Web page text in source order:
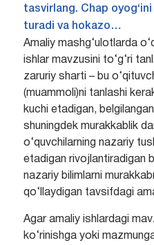
tasvirlang. Chap oyog‘ini
turadi va hokazo…
Amaliy mashg‘ulotlarda
ishlar mavzusini to‘g‘ri
zaruriy sharti – bu
(muammoli)ni tanlashi
kuchi etadigan,
shuningdek murakkablik
o‘quvchilarning nazariy
etadigan rivojlantiradigan
nazariy bilimlarni
qo‘llaydigan tavsifdagi
Agar amaliy ishlardagi
ko‘rinishga yoki